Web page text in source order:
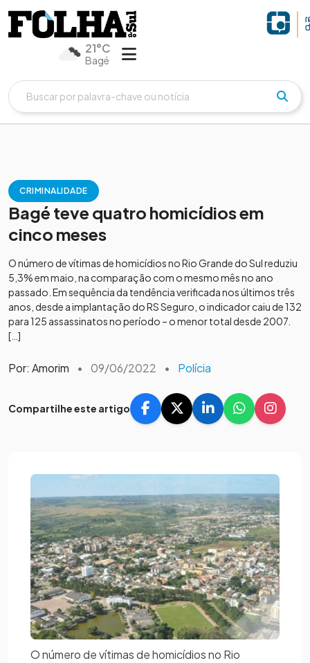
21°C
Bagé
CRIMINALIDADE
Bagé teve quatro homicídios em
cinco meses
O número de vítimas de homicídios no Rio Grande do Sul reduziu
5,3% em maio, na comparação com o mesmo mês no ano
passado. Em sequência da tendência verificada nos últimos três
anos, desde a implantação do RS Seguro, o indicador caiu de 132
para 125 assassinatos no período – o menor total desde 2007.
[…]
Por: Amorim • 09/06/2022 • Polícia
Compartilhe este artigo
O número de vítimas de homicídios no Rio